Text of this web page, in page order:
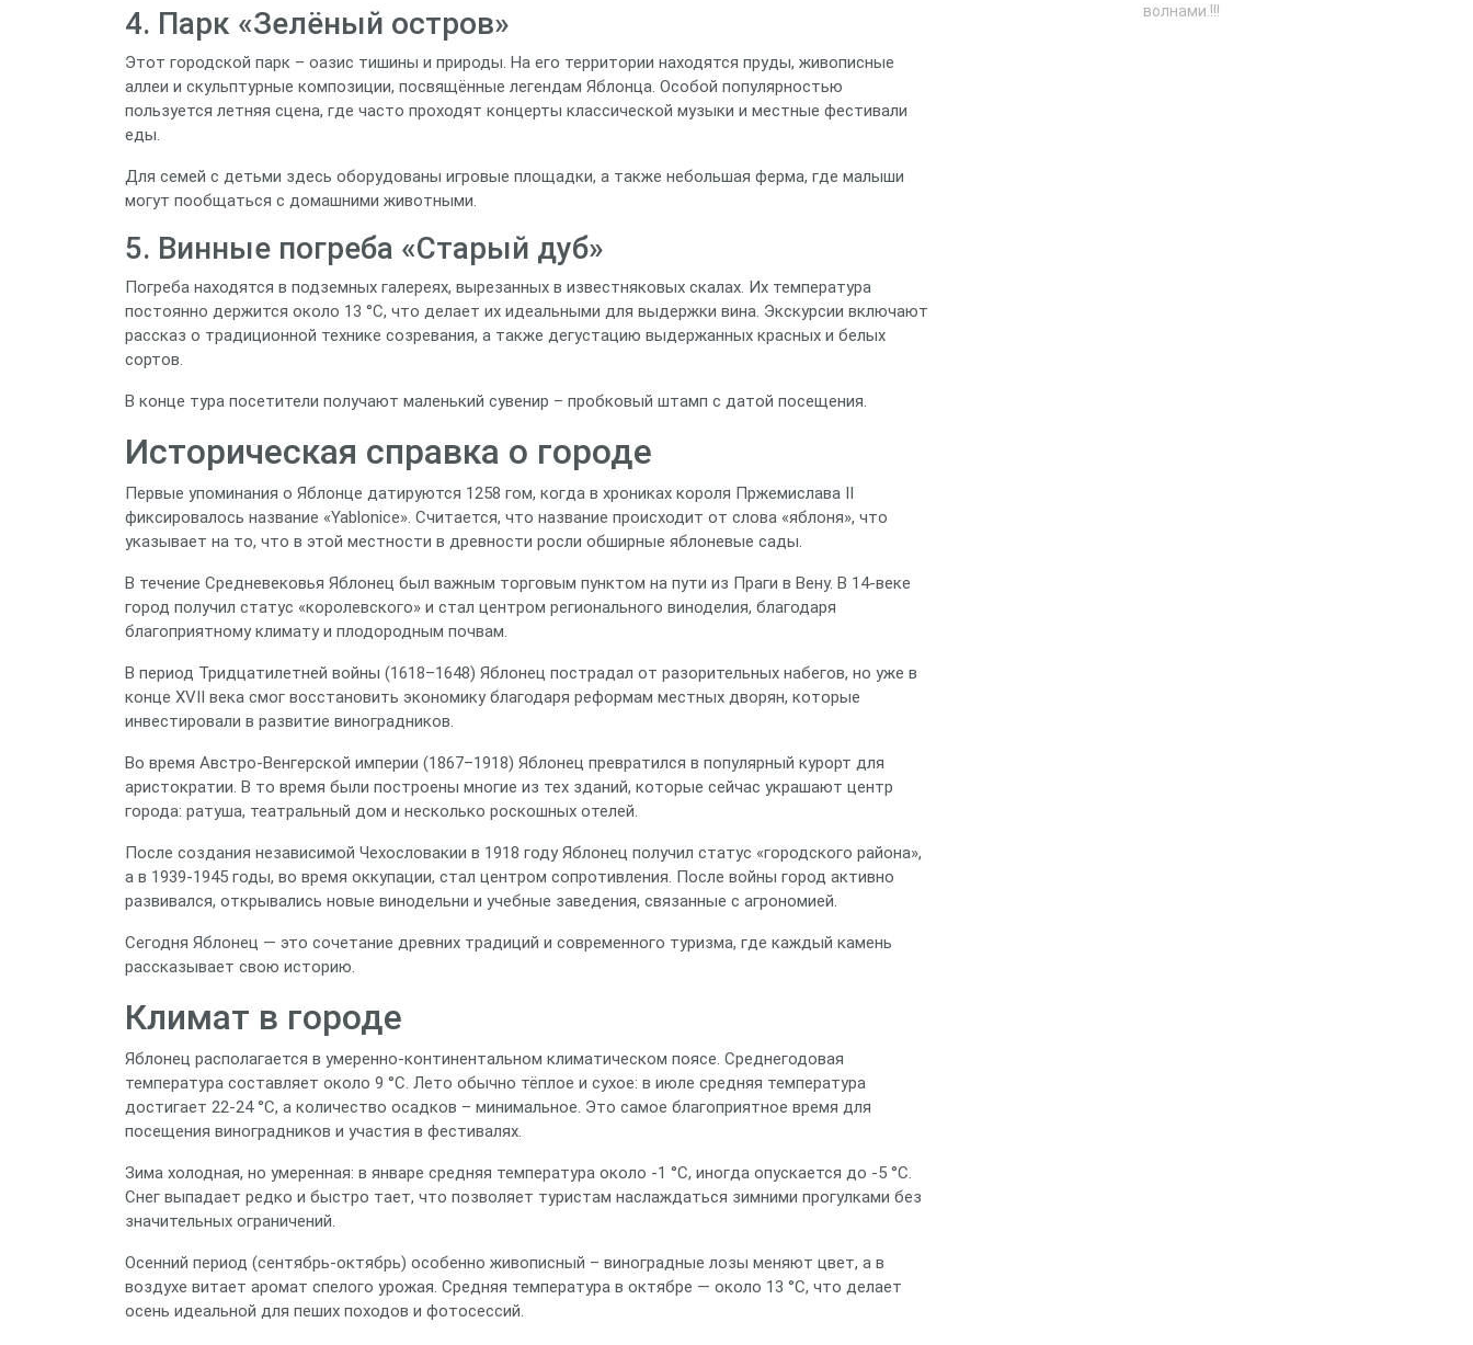
4. Парк «Зелёный остров»
Этот городской парк – оазис тишины и природы. На его территории находятся пруды, живописные
аллеи и скульптурные композиции, посвящённые легендам Яблонца. Особой популярностью
пользуется летняя сцена, где часто проходят концерты классической музыки и местные фестивали
еды.
Для семей с детьми здесь оборудованы игровые площадки, а также небольшая ферма, где малыши
могут пообщаться с домашними животными.
5. Винные погреба «Старый дуб»
Погреба находятся в подземных галереях, вырезанных в известняковых скалах. Их температура
постоянно держится около 13 °C, что делает их идеальными для выдержки вина. Экскурсии включают
рассказ о традиционной технике созревания, а также дегустацию выдержанных красных и белых
сортов.
В конце тура посетители получают маленький сувенир – пробковый штамп с датой посещения.
Историческая справка о городе
Первые упоминания о Яблонце датируются 1258 гом, когда в хрониках короля Пржемислава II
фиксировалось название «Yablonice». Считается, что название происходит от слова «яблоня», что
указывает на то, что в этой местности в древности росли обширные яблоневые сады.
В течение Средневековья Яблонец был важным торговым пунктом на пути из Праги в Вену. В 14‑веке
город получил статус «королевского» и стал центром регионального виноделия, благодаря
благоприятному климату и плодородным почвам.
В период Тридцатилетней войны (1618–1648) Яблонец пострадал от разорительных набегов, но уже в
конце XVII века смог восстановить экономику благодаря реформам местных дворян, которые
инвестировали в развитие виноградников.
Во время Австро‑Венгерской империи (1867–1918) Яблонец превратился в популярный курорт для
аристократии. В то время были построены многие из тех зданий, которые сейчас украшают центр
города: ратуша, театральный дом и несколько роскошных отелей.
После создания независимой Чехословакии в 1918 году Яблонец получил статус «городского района»,
а в 1939‑1945 годы, во время оккупации, стал центром сопротивления. После войны город активно
развивался, открывались новые винодельни и учебные заведения, связанные с агрономией.
Сегодня Яблонец — это сочетание древних традиций и современного туризма, где каждый камень
рассказывает свою историю.
Климат в городе
Яблонец располагается в умеренно‑континентальном климатическом поясе. Среднегодовая
температура составляет около 9 °C. Лето обычно тёплое и сухое: в июле средняя температура
достигает 22‑24 °C, а количество осадков – минимальное. Это самое благоприятное время для
посещения виноградников и участия в фестивалях.
Зима холодная, но умеренная: в январе средняя температура около -1 °C, иногда опускается до -5 °C.
Снег выпадает редко и быстро тает, что позволяет туристам наслаждаться зимними прогулками без
значительных ограничений.
Осенний период (сентябрь‑октябрь) особенно живописный – виноградные лозы меняют цвет, а в
воздухе витает аромат спелого урожая. Средняя температура в октябре — около 13 °C, что делает
осень идеальной для пеших походов и фотосессий.
волнами.!!!